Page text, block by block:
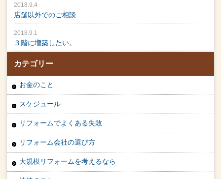
2018.9.4
店舗以外でのご相談
2018.9.1
３階に増築したい。
カテゴリー
お金のこと
スケジュール
リフォームでよくある失敗
リフォーム会社の選び方
大規模リフォームを考えるなら